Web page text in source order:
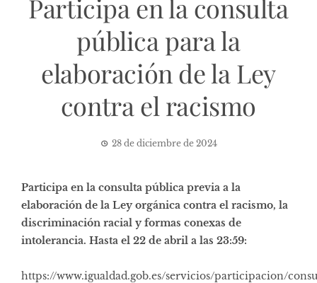
Participa en la consulta
pública para la
elaboración de la Ley
contra el racismo
28 de diciembre de 2024
Participa en la consulta pública previa a la
elaboración de la Ley orgánica contra el racismo, la
discriminación racial y formas conexas de
intolerancia. Hasta el 22 de abril a las 23:59:
https://www.igualdad.gob.es/servicios/participacion/